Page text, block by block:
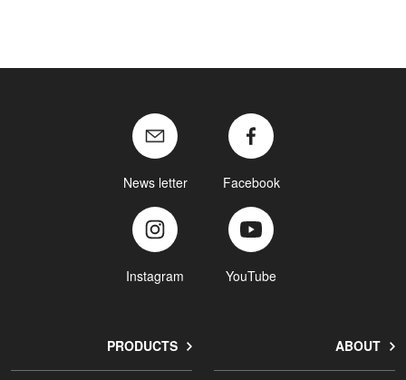
News letter Facebook
Instagram YouTube
PRODUCTS ABOUT